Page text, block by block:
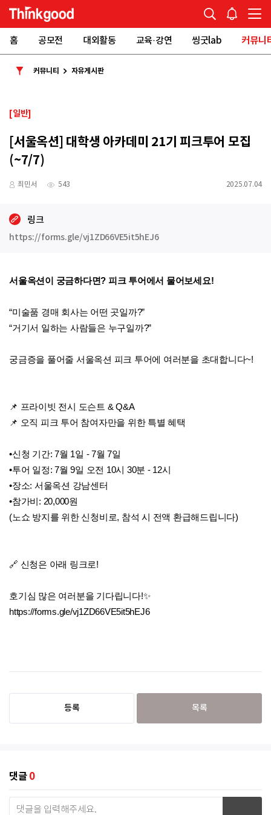
홈 공모전 대외활동 교육·강연 씽굿lab 커뮤니
커뮤니티 자유게시판
[일반]
[서울옥션] 대학생 아카데미 21기 피크투어 모집
(~7/7)
최민서 543 2025.07.04
링크
https://forms.gle/vj1ZD66VE5it5hEJ6
서울옥션이 궁금하다면? 피크 투어에서 물어보세요!
“미술품 경매 회사는 어떤 곳일까?”
“거기서 일하는 사람들은 누구일까?”
궁금증을 풀어줄 서울옥션 피크 투어에 여러분을 초대합니다~!
📌 프라이빗 전시 도슨트 & Q&A
📌 오직 피크 투어 참여자만을 위한 특별 혜택
•신청 기간: 7월 1일 - 7월 7일
•투어 일정: 7월 9일 오전 10시 30분 - 12시
•장소: 서울옥션 강남센터
•참가비: 20,000원
(노쇼 방지를 위한 신청비로, 참석 시 전액 환급해드립니다)
🔗 신청은 아래 링크로!
호기심 많은 여러분을 기다립니다!✨
https://forms.gle/vj1ZD66VE5it5hEJ6
등록 목록
댓글 0